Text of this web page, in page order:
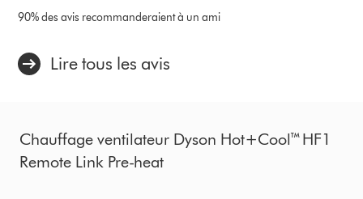
90% des avis recommanderaient à un ami
Lire tous les avis
Chauffage ventilateur Dyson Hot+Cool™ HF1
Remote Link Pre-heat